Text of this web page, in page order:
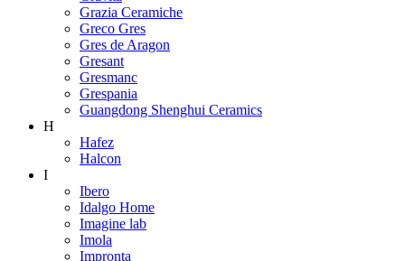
Grazia Ceramiche
Greco Gres
Gres de Aragon
Gresant
Gresmanc
Grespania
Guangdong Shenghui Ceramics
H
Hafez
Halcon
I
Ibero
Idalgo Home
Imagine lab
Imola
Impronta